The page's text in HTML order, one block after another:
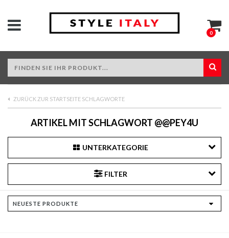
0
ZURÜCK ZUR STARTSEITE SCHLAGWORTE
ARTIKEL MIT SCHLAGWORT @@PEY4U
UNTERKATEGORIE
FILTER